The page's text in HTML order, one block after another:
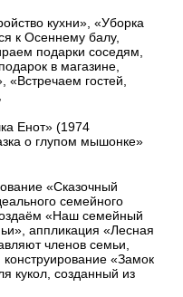
кухни», «Уборка
к Осеннему балу,
подарки соседям,
в магазине,
гостей,
Енот» (1974
о глупом мышонке»
«Сказочный
семейного
«Наш семейный
, аппликация «Лесная
членов семьи,
конструирование «Замок
кукол, созданный из